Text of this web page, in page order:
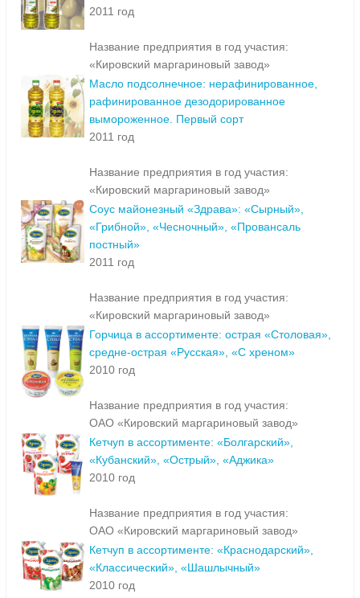
2011 год
Название предприятия в год участия:
«Кировский маргариновый завод»
Масло подсолнечное: нерафинированное,
рафинированное дезодорированное
вымороженное. Первый сорт
2011 год
Название предприятия в год участия:
«Кировский маргариновый завод»
Соус майонезный «Здрава»: «Сырный»,
«Грибной», «Чесночный», «Провансаль
постный»
2011 год
Название предприятия в год участия:
«Кировский маргариновый завод»
Горчица в ассортименте: острая «Столовая»,
средне-острая «Русская», «С хреном»
2010 год
Название предприятия в год участия:
ОАО «Кировский маргариновый завод»
Кетчуп в ассортименте: «Болгарский»,
«Кубанский», «Острый», «Аджика»
2010 год
Название предприятия в год участия:
ОАО «Кировский маргариновый завод»
Кетчуп в ассортименте: «Краснодарский»,
«Классический», «Шашлычный»
2010 год